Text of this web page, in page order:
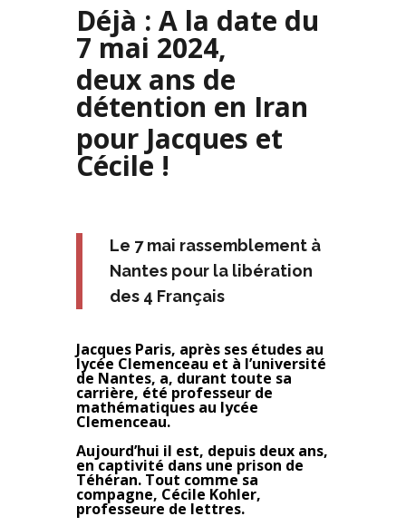
Déjà : A la date du
7 mai 2024,
deux ans de
détention en Iran
pour Jacques et
Cécile !
Le 7 mai rassemblement à
Nantes pour la libération
des 4 Français
Jacques Paris, après ses études au
lycée Clemenceau et à l’université
de Nantes, a, durant toute sa
carrière, été professeur de
mathématiques au lycée
Clemenceau.
Aujourd’hui il est, depuis deux ans,
en captivité dans une prison de
Téhéran. Tout comme sa
compagne, Cécile Kohler,
professeure de lettres.